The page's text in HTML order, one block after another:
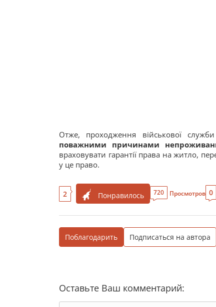
Отже, проходження військової
поважними причинами
враховувати гарантії права на житло,
у це право.
2 Понравилось 720 Просмотров 0
Поблагодарить Подписаться на автора
Оставьте Ваш комментарий: